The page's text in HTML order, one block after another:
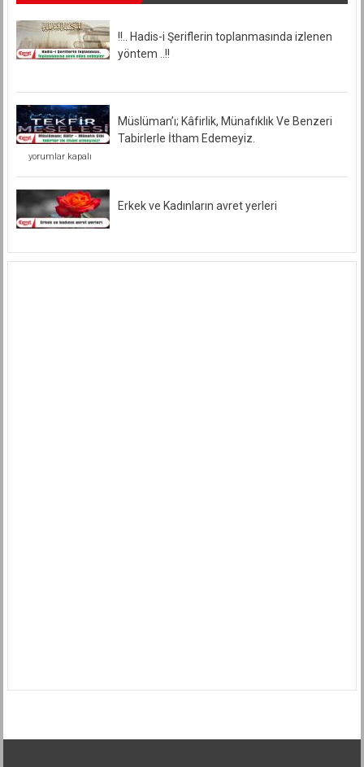
!!.. Hadis-i Şeriflerin toplanmasında izlenen
yöntem ..!!
Müslüman’ı; Kâfirlik, Münafıklık Ve Benzeri
Tabirlerle İtham Edemeyiz.
Müslüman’ı;
Münafıklık
Ve
Benzeri
Tabirlerle
İtham
yorumlar kapalı
Erkek ve Kadınların avret yerleri